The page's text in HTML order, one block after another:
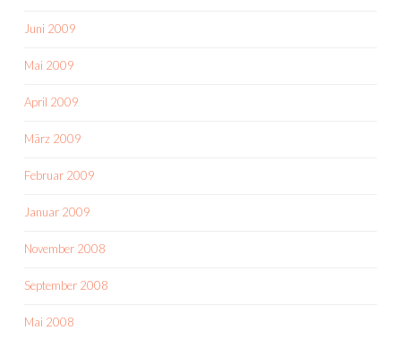
Juni 2009
Mai 2009
April 2009
März 2009
Februar 2009
Januar 2009
November 2008
September 2008
Mai 2008